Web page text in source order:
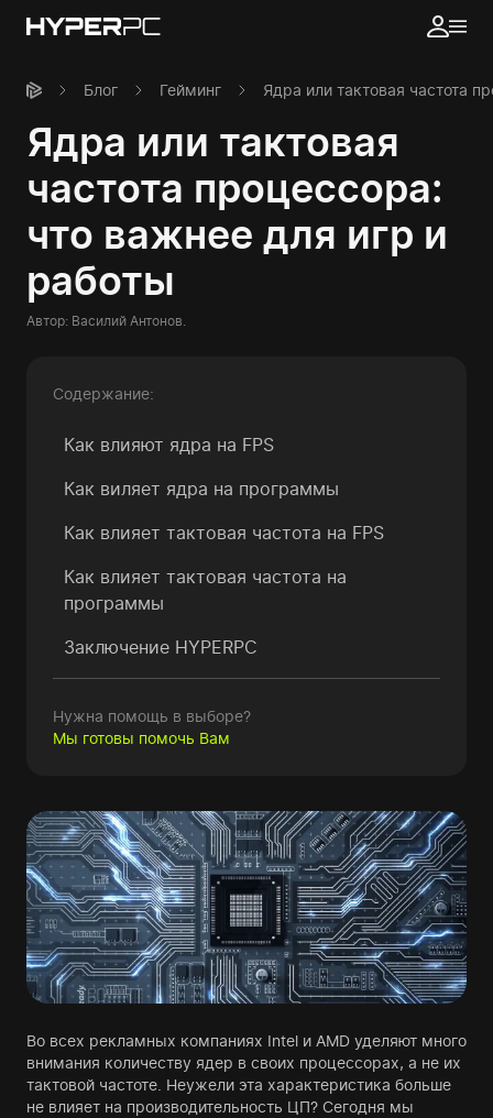
Блог Гейминг Ядра или тактовая частота
Ядра или тактовая
частота процессора:
что важнее для игр и
работы
Автор: Василий Антонов.
Содержание:
Как влияют ядра на FPS
Как виляет ядра на программы
Как влияет тактовая частота на FPS
Как влияет тактовая частота на
программы
Заключение HYPERPC
Нужна помощь в выборе?
Мы готовы помочь Вам
Во всех рекламных компаниях Intel и AMD уделяют много
внимания количеству ядер в своих процессорах, а не их
тактовой частоте. Неужели эта характеристика больше
не влияет на производительность ЦП? Сегодня мы